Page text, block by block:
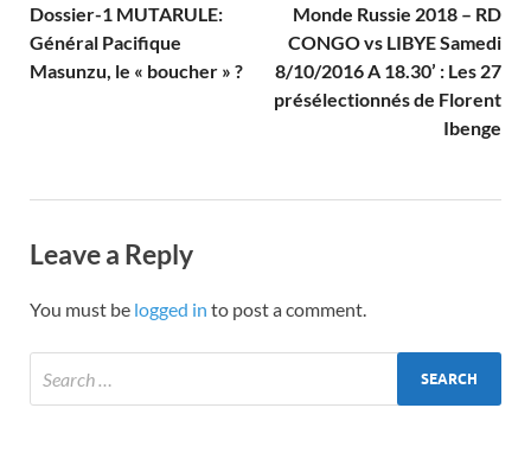
Dossier-1 MUTARULE:
Général Pacifique
Masunzu, le « boucher » ?
Monde Russie 2018 – RD
CONGO vs LIBYE Samedi
8/10/2016 A 18.30’ : Les 27
présélectionnés de Florent
Ibenge
Leave a Reply
You must be logged in to post a comment.